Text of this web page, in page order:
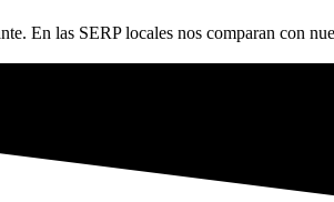
En las SERP locales nos comparan con